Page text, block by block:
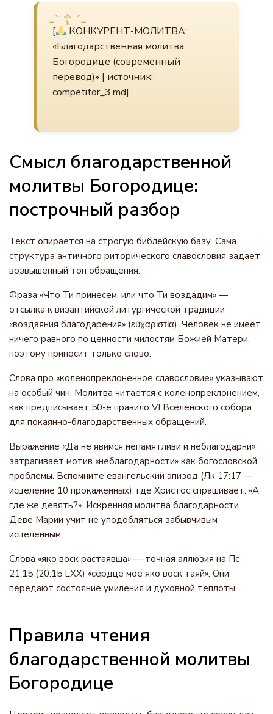
[
КОНКУРЕНТ-МОЛИТВА:
«Благодарственная молитва
Богородице (современный
перевод)» | источник:
competitor_3.md]
Смысл благодарственной
молитвы Богородице:
построчный разбор
Текст опирается на строгую библейскую базу. Сама
структура античного риторического славословия задает
возвышенный тон обращения.
Фраза «Что Ти принесем, или что Ти воздадим» —
отсылка к византийской литургической традиции
«воздаяния благодарения» (εὐχαριστία). Человек не имеет
ничего равного по ценности милостям Божией Матери,
поэтому приносит только слово.
Слова про «коленопреклоненное славословие» указывают
на особый чин. Молитва читается с коленопреклонением,
как предписывает 50-е правило VI Вселенского собора
для покаянно-благодарственных обращений.
Выражение «Да не явимся непамятливи и неблагодарни»
затрагивает мотив «неблагодарности» как богословской
проблемы. Вспомните евангельский эпизод (Лк 17:17 —
исцеление 10 прокажённых), где Христос спрашивает: «А
где же девять?». Искренняя молитва благодарности
Деве Марии учит не уподобляться забывчивым
исцеленным.
Слова «яко воск растаявша» — точная аллюзия на Пс
21:15 (20:15 LXX) «сердце мое яко воск таяй». Они
передают состояние умиления и духовной теплоты.
Правила чтения
благодарственной молитвы
Богородице